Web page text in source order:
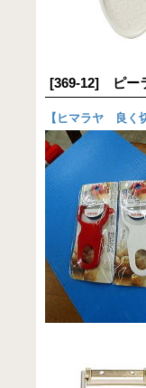
[369-12] ピー
【 ヒマラヤ 良く